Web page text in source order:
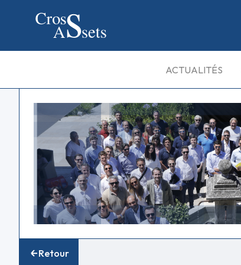
ACTUALITÉS
Retour